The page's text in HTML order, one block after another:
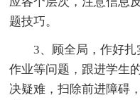
题技巧。
3、顾全局，作好
作业等问题，跟进学生
决疑难，扫除前进障碍